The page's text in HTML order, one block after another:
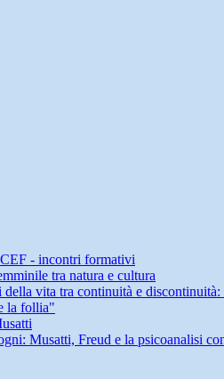
- incontri formativi
tra natura e cultura
della vita tra continuità e
la follia"
Musatti, Freud e la psicoanalisi